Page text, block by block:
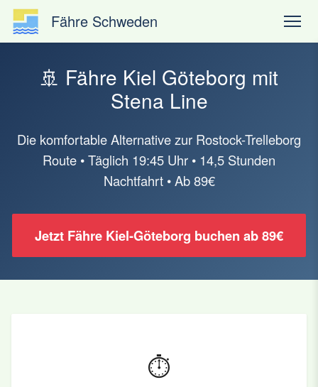
Fähre Schweden
🚢 Fähre Kiel Göteborg mit
Stena Line
Die komfortable Alternative zur Rostock-Trelleborg
Route • Täglich 19:45 Uhr • 14,5 Stunden
Nachtfahrt • Ab 89€
Jetzt Fähre Kiel-Göteborg buchen ab 89€
⏱️